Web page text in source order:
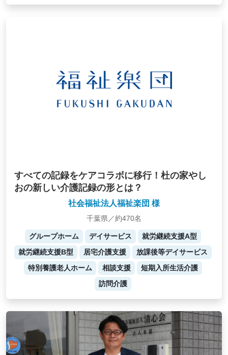
すべての記録をケアコラボに移行！杜の家やし
おの新しい介護記録の形とは？
社会福祉法人福祉楽団 様
千葉県／約470名
グループホーム デイサービス
就労継続支援A型
就労継続支援B型
居宅介護支援
放課後等デイサービス
特別養護老人ホーム
相談支援
短期入所生活介護
訪問介護